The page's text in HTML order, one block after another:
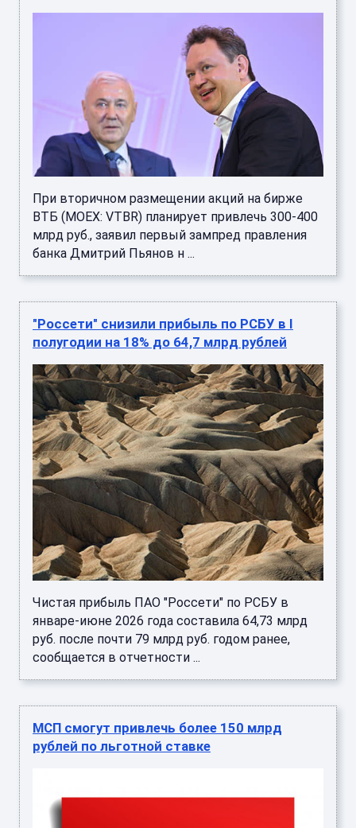
При вторичном размещении акций на бирже
ВТБ (MOEX: VTBR) планирует привлечь 300-400
млрд руб., заявил первый зампред правления
банка Дмитрий Пьянов н ...
"Россети" снизили прибыль по РСБУ в I
полугодии на 18% до 64,7 млрд рублей
Чистая прибыль ПАО "Россети" по РСБУ в
январе-июне 2026 года составила 64,73 млрд
руб. после почти 79 млрд руб. годом ранее,
сообщается в отчетности ...
МСП смогут привлечь более 150 млрд
рублей по льготной ставке